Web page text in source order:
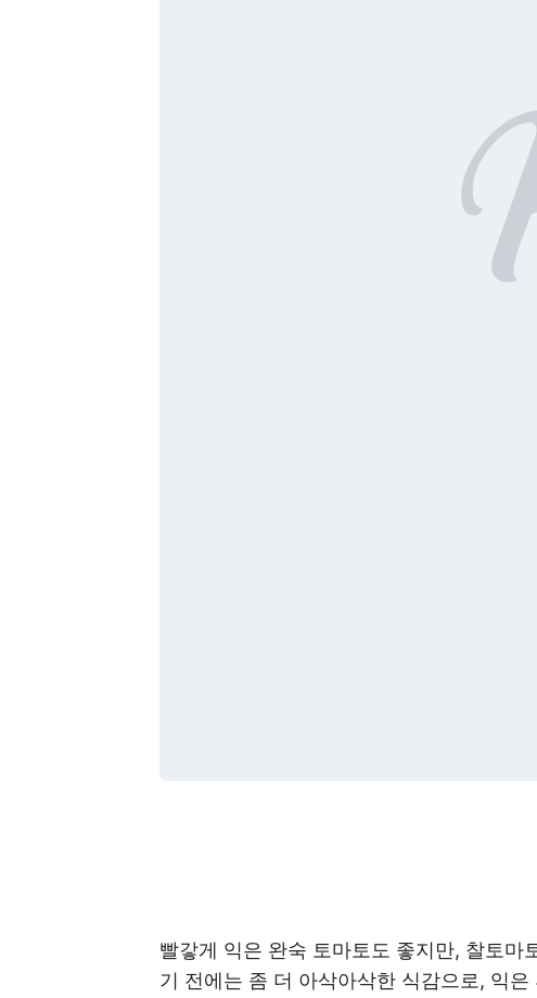
빨갛게 익은 완숙 토마토도 좋지만, 찰토마
기 전에는 좀 더 아삭아삭한 식감으로, 익